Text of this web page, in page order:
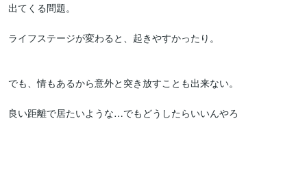
出てくる問題。
ライフステージが変わると、起きやすかったり。
でも、情もあるから意外と突き放すことも出来ない。
良い距離で居たいような…でもどうしたらいいんやろ